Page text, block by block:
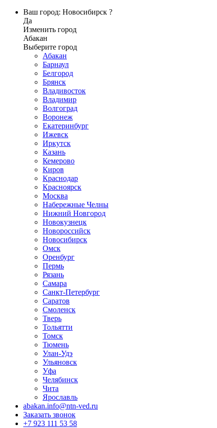
Ваш город: Новосибирск ?
Да
Изменить город
Абакан
Выберите город
Абакан
Барнаул
Белгород
Брянск
Владивосток
Владимир
Волгоград
Воронеж
Екатеринбург
Ижевск
Иркутск
Казань
Кемерово
Киров
Краснодар
Красноярск
Москва
Набережные Челны
Нижний Новгород
Новокузнецк
Новороссийск
Новосибирск
Омск
Оренбург
Пермь
Рязань
Самара
Санкт-Петербург
Саратов
Смоленск
Тверь
Тольятти
Томск
Тюмень
Улан-Удэ
Ульяновск
Уфа
Челябинск
Чита
Ярославль
abakan.info@ntn-ved.ru
Заказать звонок
+7 923 111 53 58